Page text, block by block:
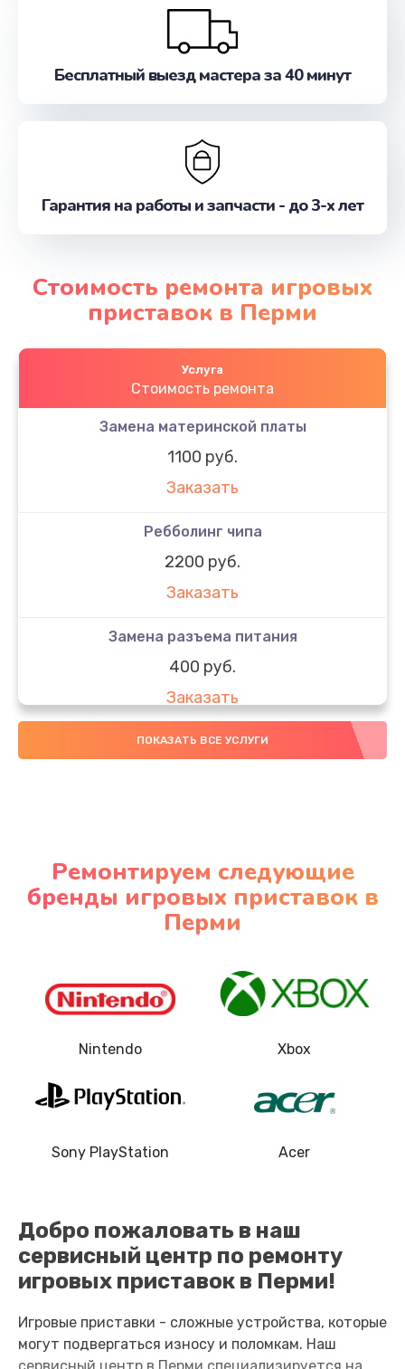
Бесплатный выезд мастера за 40 минут
Гарантия на работы и запчасти - до 3-х лет
Стоимость ремонта игровых
приставок в Перми
Услуга
Стоимость ремонта
Замена материнской платы
1100 руб.
Заказать
Ребболинг чипа
2200 руб.
Заказать
Замена разъема питания
400 руб.
Заказать
Замена считывающей головки
1100 руб.
Заказать
500 руб.
Заказать
Замена термопасты
Замена системы охлаждения
Заказать
Замена процессора
Заказать
ПОКАЗАТЬ ВСЕ УСЛУГИ
Ремонтируем следующие
бренды игровых приставок в
Перми
Nintendo Xbox
Sony PlayStation Acer
Добро пожаловать в наш
сервисный центр по ремонту
игровых приставок в Перми!
Игровые приставки - сложные устройства, которые
могут подвергаться износу и поломкам. Наш
сервисный центр в Перми специализируется на